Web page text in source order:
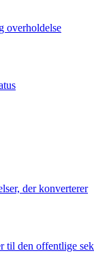
overholdelse
der konverterer
til den offentlige